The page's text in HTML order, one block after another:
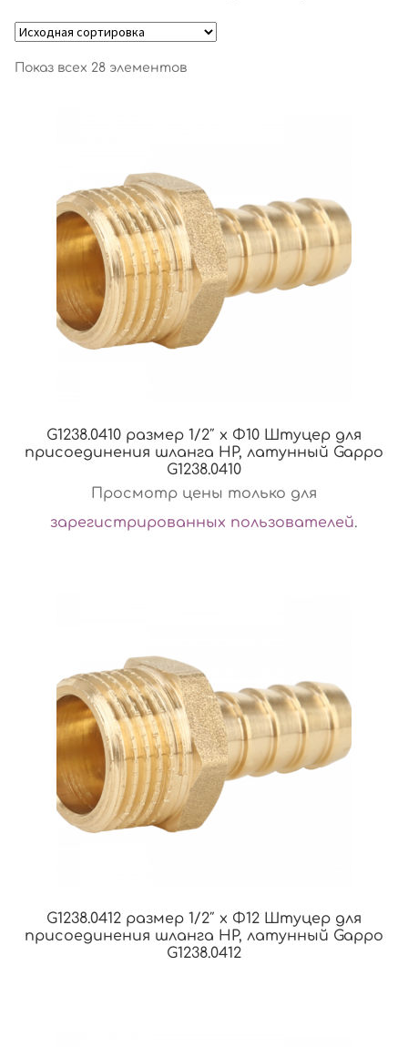
Показ всех 28 элементов
G1238.0410 размер 1/2″ x Φ10 Штуцер для
присоединения шланга НР, латунный Gappo
G1238.0410
Просмотр цены только для
зарегистрированных пользователей.
G1238.0412 размер 1/2″ x Φ12 Штуцер для
присоединения шланга НР, латунный Gappo
G1238.0412